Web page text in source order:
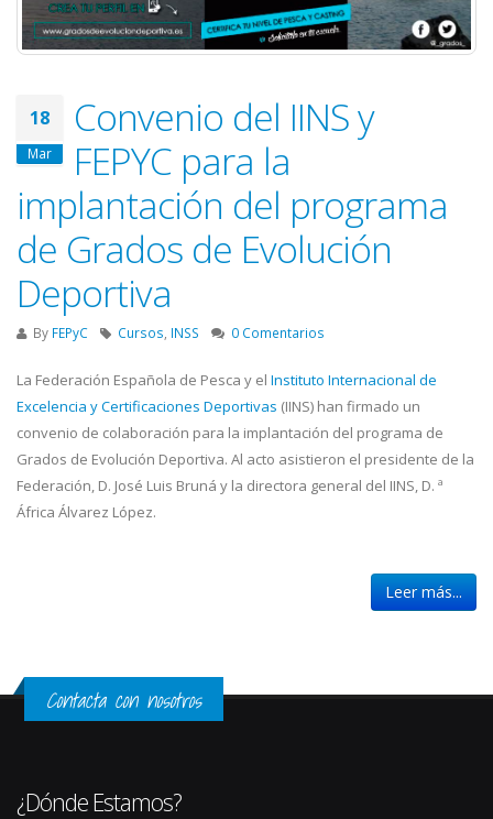
18
Mar
Convenio del IINS y
FEPYC para la
implantación del programa
de Grados de Evolución
Deportiva
By FEPyC Cursos INSS 0 Comentarios
La Federación Española de Pesca y el Instituto Internacional de
Excelencia y Certificaciones Deportivas (IINS) han firmado un
convenio de colaboración para la implantación del programa de
Grados de Evolución Deportiva. Al acto asistieron el presidente de la
Federación, D. José Luis Bruná y la directora general del IINS, D. ª
África Álvarez López.
Leer más...
Contacta con nosotros
¿Dónde Estamos?